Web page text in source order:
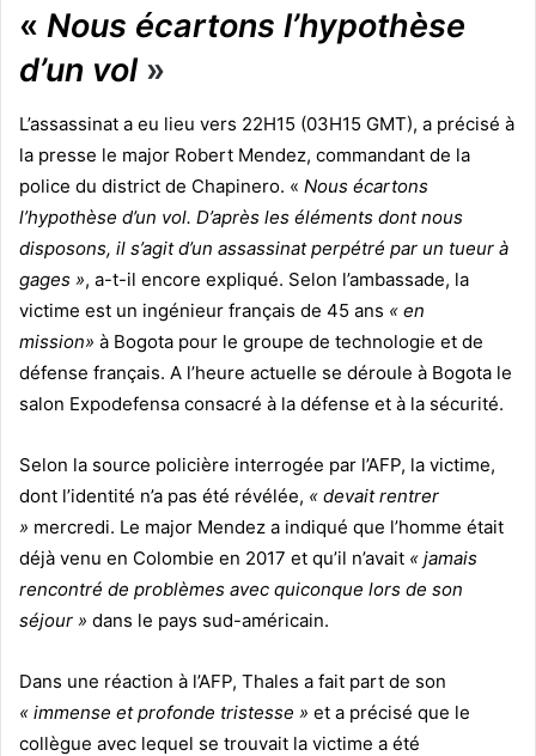
« Nous écartons l’hypothèse
d’un vol »
L’assassinat a eu lieu vers 22H15 (03H15 GMT), a précisé à
la presse le major Robert Mendez, commandant de la
police du district de Chapinero. « Nous écartons
l’hypothèse d’un vol. D’après les éléments dont nous
disposons, il s’agit d’un assassinat perpétré par un tueur à
gages », a-t-il encore expliqué. Selon l’ambassade, la
victime est un ingénieur français de 45 ans « en
mission» à Bogota pour le groupe de technologie et de
défense français. A l’heure actuelle se déroule à Bogota le
salon Expodefensa consacré à la défense et à la sécurité.
Selon la source policière interrogée par l’AFP, la victime,
dont l’identité n’a pas été révélée, « devait rentrer
» mercredi. Le major Mendez a indiqué que l’homme était
déjà venu en Colombie en 2017 et qu’il n’avait « jamais
rencontré de problèmes avec quiconque lors de son
séjour » dans le pays sud-américain.
Dans une réaction à l’AFP, Thales a fait part de son
« immense et profonde tristesse » et a précisé que le
collègue avec lequel se trouvait la victime a été